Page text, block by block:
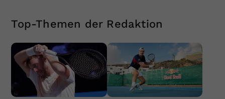
Top-Themen der Redaktion